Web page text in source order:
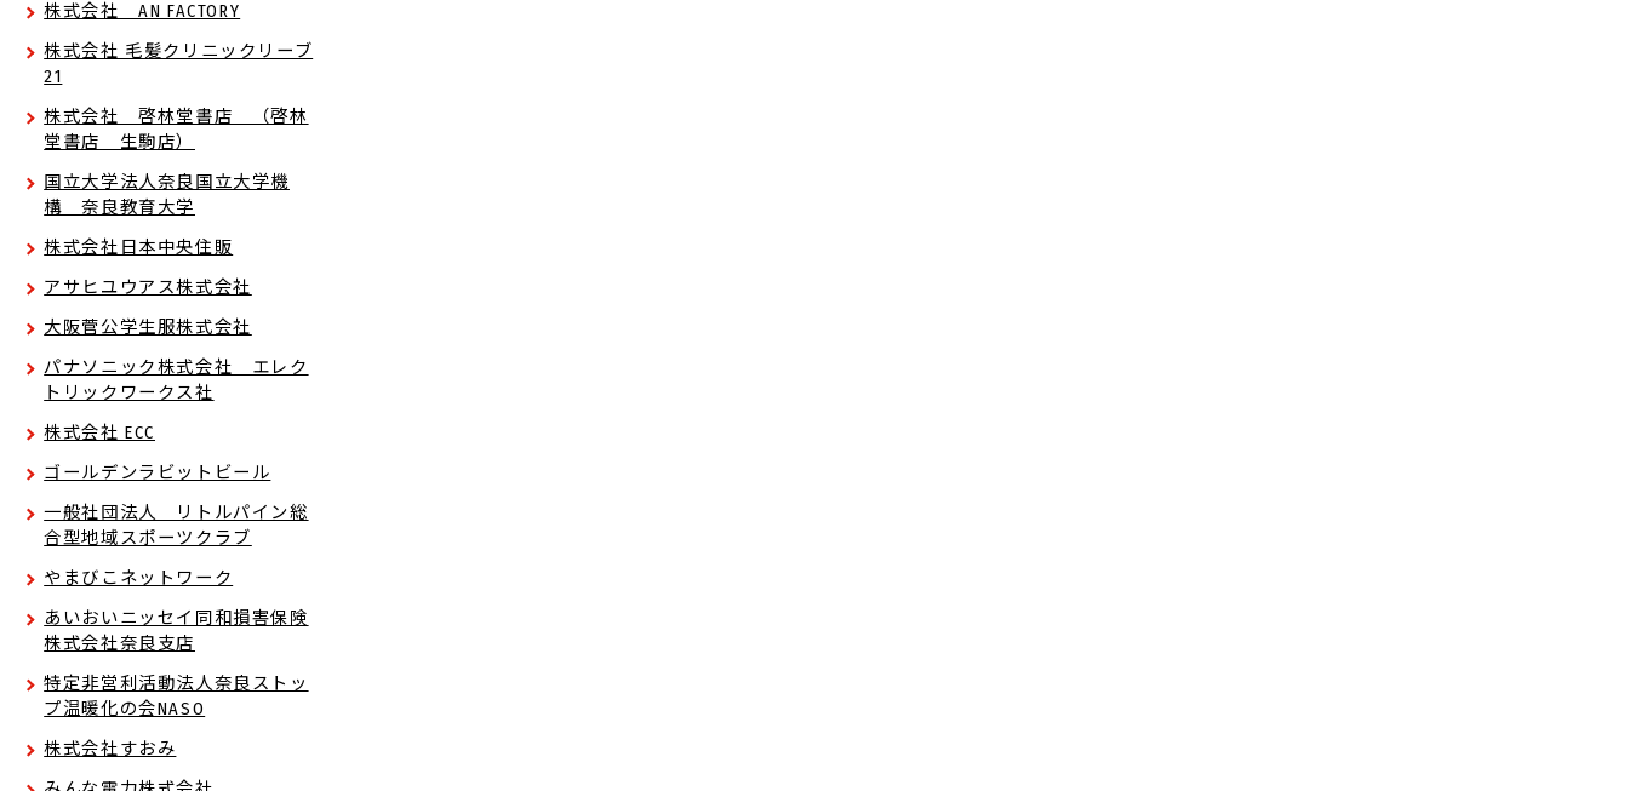
株式会社 AN FACTORY
株式会社 毛髪クリニックリーブ
21
株式会社 啓林堂書店 （啓林
堂書店 生駒店）
国立大学法人奈良国立大学機
構 奈良教育大学
株式会社日本中央住販
アサヒユウアス株式会社
大阪菅公学生服株式会社
パナソニック株式会社 エレク
トリックワークス社
株式会社 ECC
ゴールデンラビットビール
一般社団法人 リトルパイン総
合型地域スポーツクラブ
やまびこネットワーク
あいおいニッセイ同和損害保険
株式会社奈良支店
特定非営利活動法人奈良ストッ
プ温暖化の会NASO
株式会社すおみ